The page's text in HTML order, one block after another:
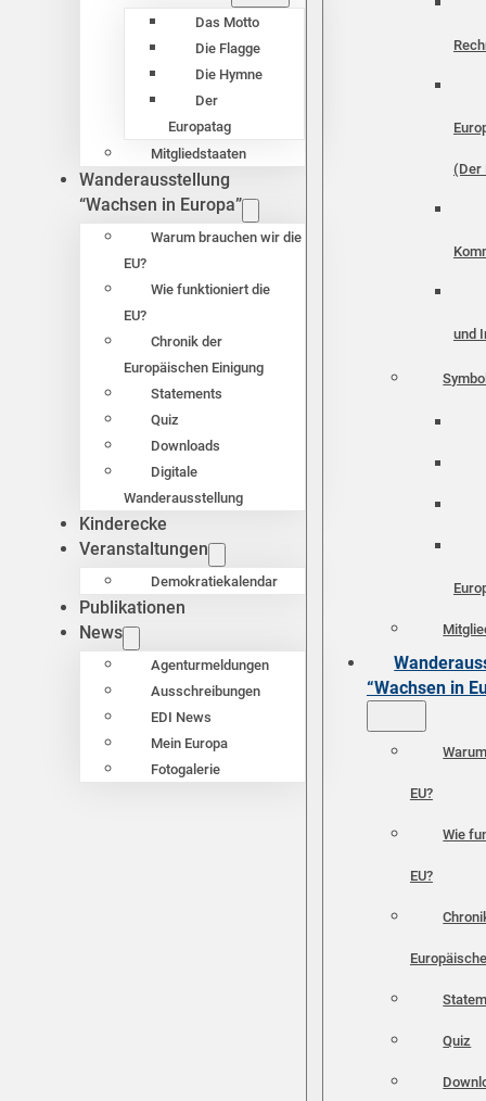
Das Motto
Die Flagge
Die Hymne
Der
Europatag
Mitgliedstaaten
Wanderausstellung
“Wachsen in Europa”
Warum brauchen wir die
EU?
Wie funktioniert die
EU?
Chronik der
Europäischen Einigung
Statements
Quiz
Downloads
Digitale
Wanderausstellung
Kinderecke
Veranstaltungen
Demokratiekalendar
Publikationen
News
Agenturmeldungen
Ausschreibungen
EDI News
Mein Europa
Fotogalerie
(Der
und
“Wachsen in
EU?
Wie
EU?
Quiz